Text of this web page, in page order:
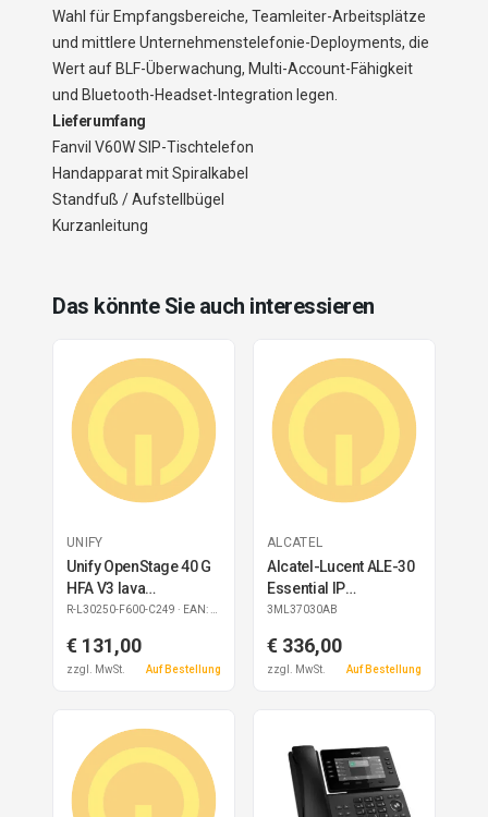
Wahl für Empfangsbereiche, Teamleiter-Arbeitsplätze
und mittlere Unternehmenstelefonie-Deployments, die
Wert auf BLF-Überwachung, Multi-Account-Fähigkeit
und Bluetooth-Headset-Integration legen.
Lieferumfang
Fanvil V60W SIP-Tischtelefon
Handapparat mit Spiralkabel
Standfuß / Aufstellbügel
Kurzanleitung
Das könnte Sie auch interessieren
UNIFY
Unify OpenStage 40 G
HFA V3 lava
refurbished
R-L30250-F600-C249 · EAN: 4050026029918
€ 131,00
zzgl. MwSt. Auf Bestellung
ALCATEL
Alcatel-Lucent ALE-30
Essential IP
Tischtelefon
3ML37030AB
€ 336,00
zzgl. MwSt. Auf Bestellung